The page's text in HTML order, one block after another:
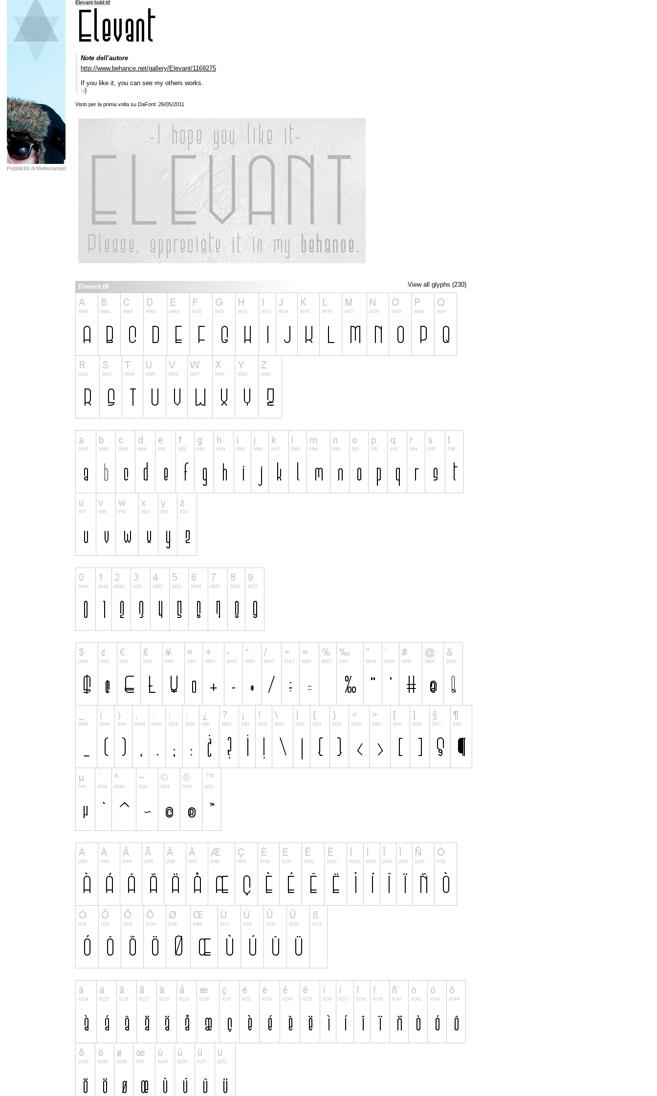
Pubblicità di Mellamanpel
Elevant bold.ttf
Note dell'autore
http://www.behance.net/gallery/Elevant/1169275
If you like it, you can see my others works.
:-)
Visto per la prima volta su DaFont: 26/05/2011
View all glyphs (230)
Elevant.ttf